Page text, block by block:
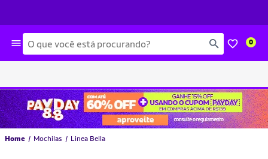
Busca 0
Home Mochilas Linea Bella